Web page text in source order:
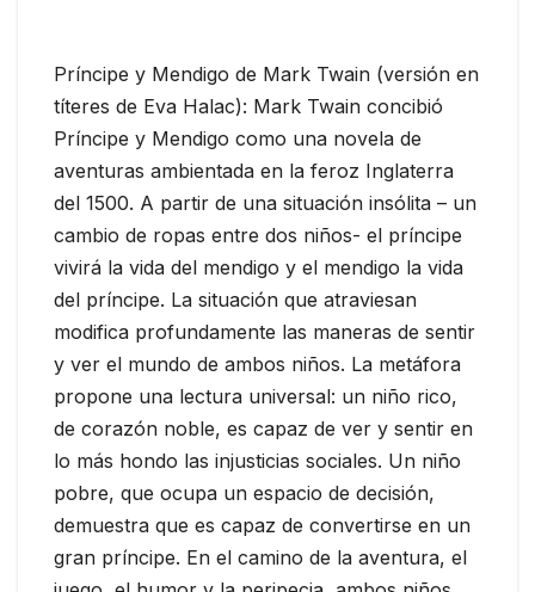
Príncipe y Mendigo de Mark Twain (versión en
títeres de Eva Halac): Mark Twain concibió
Príncipe y Mendigo como una novela de
aventuras ambientada en la feroz Inglaterra
del 1500. A partir de una situación insólita – un
cambio de ropas entre dos niños- el príncipe
vivirá la vida del mendigo y el mendigo la vida
del príncipe. La situación que atraviesan
modifica profundamente las maneras de sentir
y ver el mundo de ambos niños. La metáfora
propone una lectura universal: un niño rico,
de corazón noble, es capaz de ver y sentir en
lo más hondo las injusticias sociales. Un niño
pobre, que ocupa un espacio de decisión,
demuestra que es capaz de convertirse en un
gran príncipe. En el camino de la aventura, el